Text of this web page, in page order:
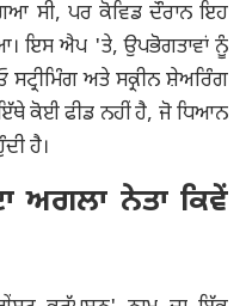
ਸੀ, ਪਰ ਕੋਵਿਡ ਦੌਰਾਨ ਇਹ
ਇਸ ਐਪ 'ਤੇ, ਉਪਭੋਗਤਾਵਾਂ ਨੂੰ
ਅਤੇ ਸਕ੍ਰੀਨ ਸ਼ੇਅਰਿੰਗ
ਕੋਈ ਫੀਡ ਨਹੀਂ ਹੈ, ਜੋ ਧਿਆਨ
ਹੈ।
ਅਗਲਾ ਨੇਤਾ ਕਿਵੇਂ